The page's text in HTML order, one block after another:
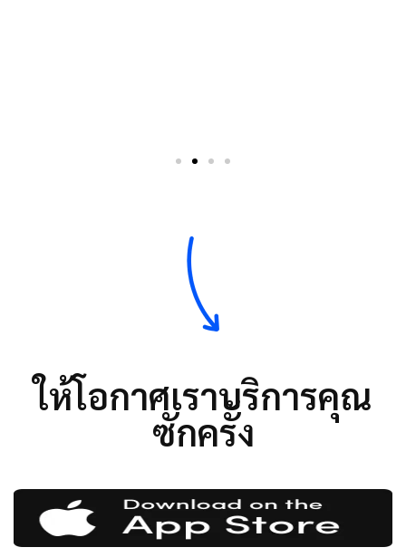
ให้โอกาศเราบริการคุณ
ซักครั้ง